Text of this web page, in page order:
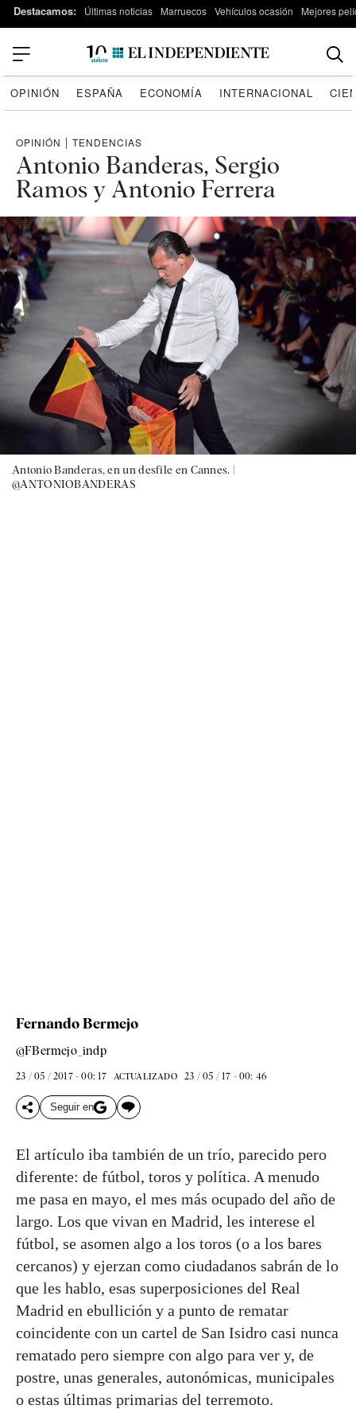
Destacamos: Últimas noticias Marruecos Vehículos ocasión Mejores
OPINIÓN ESPAÑA ECONOMÍA INTERNACIONAL
OPINIÓN | TENDENCIAS
Antonio Banderas, Sergio
Ramos y Antonio Ferrera
Antonio Banderas, en un desfile en Cannes. |
@ANTONIOBANDERAS
Fernando Bermejo
@FBermejo_indp
23 / 05 / 2017 - 00: 17 ACTUALIZADO 23 / 05 / 17 - 00: 46
Seguir en
El artículo iba también de un trío, parecido pero
diferente: de fútbol, toros y política. A menudo
me pasa en mayo, el mes más ocupado del año de
largo. Los que vivan en Madrid, les interese el
fútbol, se asomen algo a los toros (o a los bares
cercanos) y ejerzan como ciudadanos sabrán de lo
que les hablo, esas superposiciones del Real
Madrid en ebullición y a punto de rematar
coincidente con un cartel de San Isidro casi nunca
rematado pero siempre con algo para ver y, de
postre, unas generales, autonómicas, municipales
o estas últimas primarias del terremoto.